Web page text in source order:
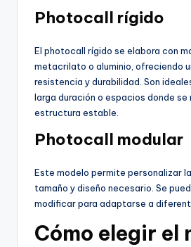
Photocall rígido
El photocall rígido se elabora con
metacrilato o aluminio, ofreciendo
resistencia y durabilidad. Son
larga duración o espacios donde se
estructura estable.
Photocall modular
Este modelo permite personalizar
tamaño y diseño necesario. Se
modificar para adaptarse a
Cómo elegir el